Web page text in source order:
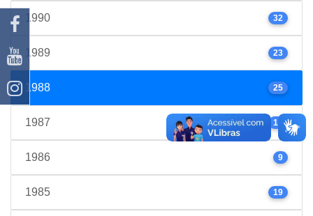
1990 32
1989 23
1988 25
1987 17
1986 9
1985 19